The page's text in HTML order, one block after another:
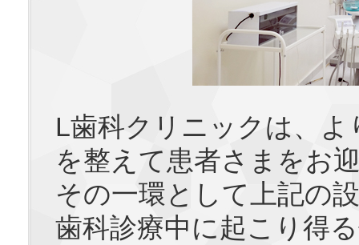
L歯科クリニックは、
を整えて患者さまをお
その一環として上記の
歯科診療中に起こり得